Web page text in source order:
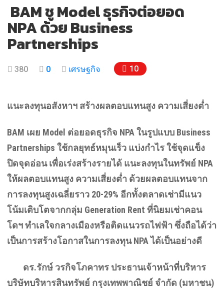
BAM ชู Model ธุรกิจต่อยอด
NPA ด้วย Business
Partnerships
380 0 เศรษฐกิจ 10
แนะลงทุนอสังหาฯ สร้างผลตอบแทนสูง ความเสี่ยงต่ำ
BAM เผย Model ต่อยอดธุรกิจ NPA ในรูปแบบ Business
Partnerships ใช้กลยุทธ์หมุนเร็ว แบ่งกำไร ใช้จุดแข็ง
ปิดจุดอ่อน เพื่อเร่งสร้างรายได้ แนะลงทุนในทรัพย์ NPA
ให้ผลตอบแทนสูง ความเสี่ยงต่ำ ด้วยผลตอบแทนจาก
การลงทุนสูงเฉลี่ยราว 20-29% อีกทั้งตลาดเช่ามีแนว
โน้มเติบโตจากกลุ่ม Generation Rent ที่นิยมเช่าคอน
โดฯ ทำเลใจกลางเมืองหรือติดแนวรถไฟฟ้า ซึ่งถือได้ว่า
เป็นการสร้างโอกาสในการลงทุนNPAได้เป็นอย่างดี
ดร.รักษ์ วรกิจโภคาทร ประธานเจ้าหน้าที่บริหาร
บริษัทบริหารสินทรัพย์ กรุงเทพพาณิชย์ จำกัด (มหาชน)